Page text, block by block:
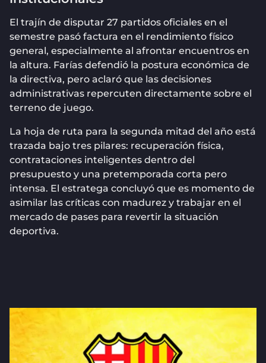
El trajín de disputar 27 partidos oficiales en el
semestre pasó factura en el rendimiento físico
general, especialmente al afrontar encuentros en
la altura. Farías defendió la postura económica de
la directiva, pero aclaró que las decisiones
administrativas repercuten directamente sobre el
terreno de juego.
La hoja de ruta para la segunda mitad del año está
trazada bajo tres pilares: recuperación física,
contrataciones inteligentes dentro del
presupuesto y una pretemporada corta pero
intensa. El estratega concluyó que es momento de
asimilar las críticas con madurez y trabajar en el
mercado de pases para revertir la situación
deportiva.